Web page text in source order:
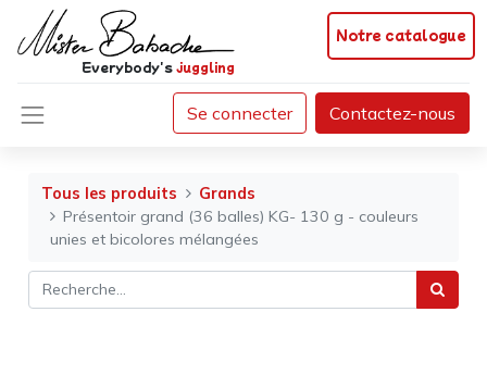
Notre catalogue
Everybody'sjuggling
Se connecter Contactez-nous
Tous les produits
Grands
Présentoir grand (36 balles) KG- 130 g - couleurs
unies et bicolores mélangées